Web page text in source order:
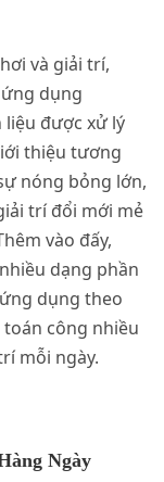
và giải trí,
dụng
được xử lý
thiệu tương
nóng bỏng lớn,
trí đổi mới mẻ
vào đấy,
dạng phần
dụng theo
công nhiều
mỗi ngày.
Ngày